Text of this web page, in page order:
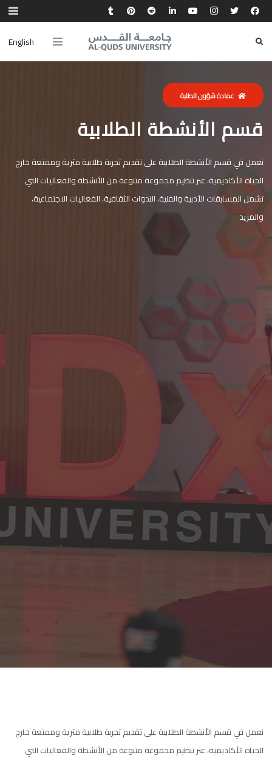
English
عمادة شؤون الطلبة
قسم الأنشطة الطلابية
نعمل في قسم الأنشطة الطلابية على تقديم تجربة طلابية مثرية وممتعة خارج
الحياة الأكاديمية، عبر تنظيم مجموعة متنوعة من الأنشطة والفعاليات التي
تشمل المسابقات الأدبية والفنية، الندوات الثقافية، الفعاليات الاجتماعية،
والمزيد
نعمل في قسم الأنشطة الطلابية على تقديم تجربة طلابية مثرية وممتعة خارج
الحياة الأكاديمية، عبر تنظيم مجموعة متنوعة من الأنشطة والفعاليات التي